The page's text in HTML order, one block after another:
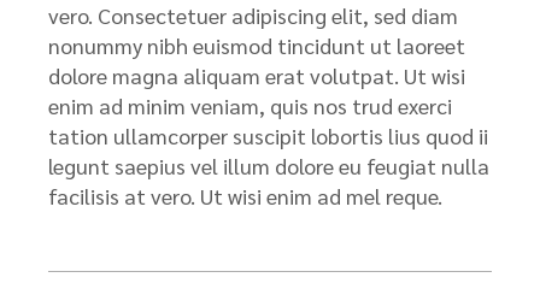
vero. Consectetuer adipiscing elit, sed diam
nonummy nibh euismod tincidunt ut laoreet
dolore magna aliquam erat volutpat. Ut wisi
enim ad minim veniam, quis nos trud exerci
tation ullamcorper suscipit lobortis lius quod ii
legunt saepius vel illum dolore eu feugiat nulla
facilisis at vero. Ut wisi enim ad mel reque.